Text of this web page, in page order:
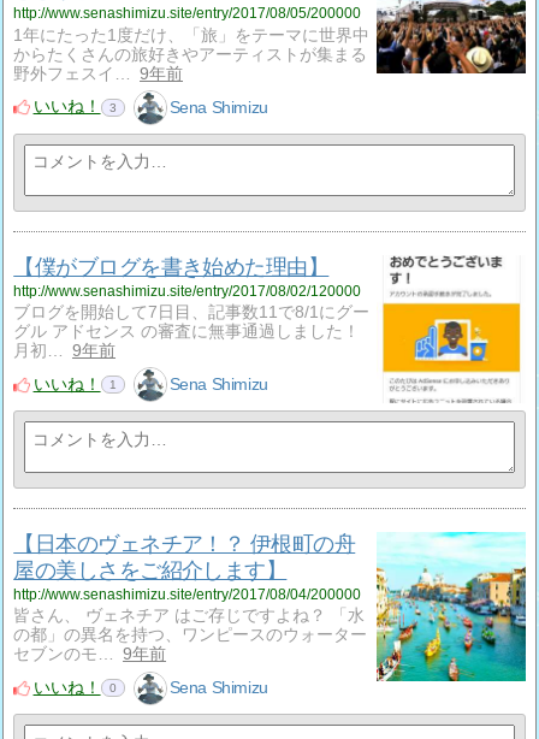
http://www.senashimizu.site/entry/2017/08/05/200000
1年にたった1度だけ、「旅」をテーマに世界中
からたくさんの旅好きやアーティストが集まる
野外フェスイ…
9年前
いいね！
3 Sena Shimizu
【僕がブログを書き始めた理由】
http://www.senashimizu.site/entry/2017/08/02/120000
ブログを開始して7日目、記事数11で8/1にグー
グル アドセンス の審査に無事通過しました！
月初…
9年前
いいね！
1 Sena Shimizu
【日本のヴェネチア！？ 伊根町の舟
屋の美しさをご紹介します】
http://www.senashimizu.site/entry/2017/08/04/200000
皆さん、 ヴェネチア はご存じですよね？ 「水
の都」の異名を持つ、ワンピースのウォーター
セブンのモ…
9年前
いいね！
0 Sena Shimizu